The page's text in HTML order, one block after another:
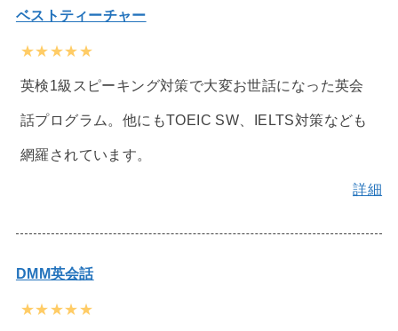
ベストティーチャー
★★★★★
英検1級スピーキング対策で大変お世話になった英会
話プログラム。他にもTOEIC SW、IELTS対策なども
網羅されています。
詳細
DMM英会話
★★★★★